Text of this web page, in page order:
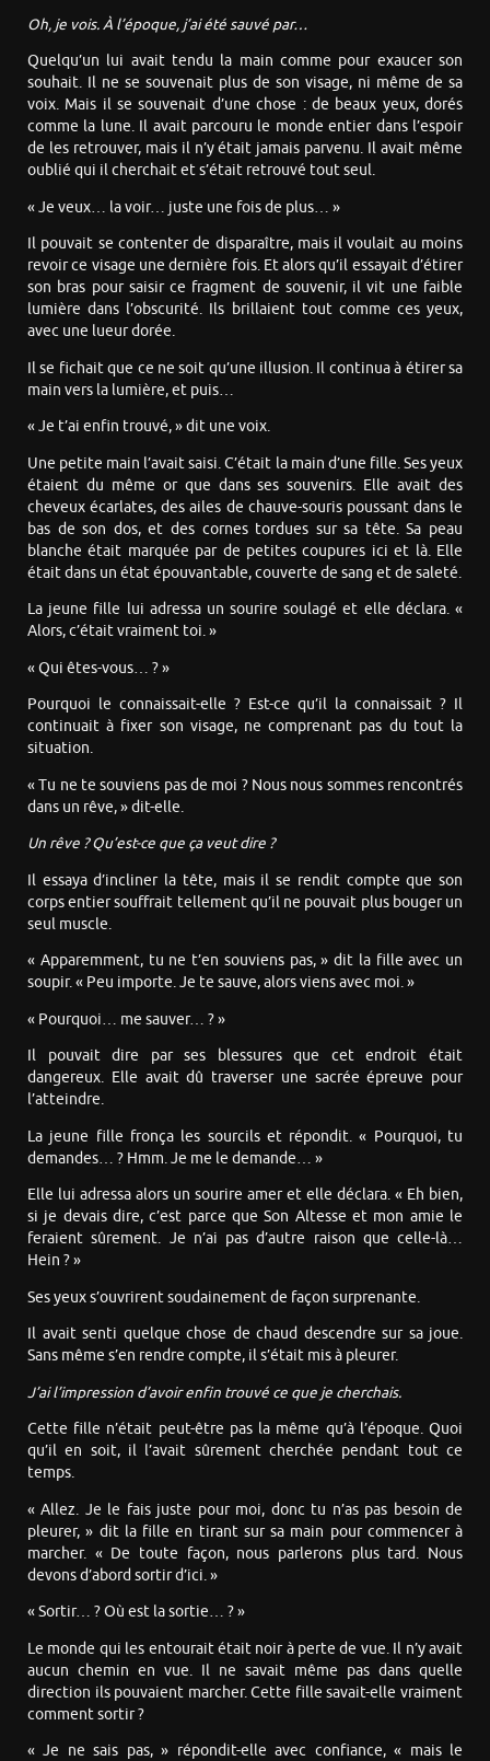
Oh, je vois. À l’époque, j’ai été sauvé par…
Quelqu’un lui avait tendu la main comme pour exaucer son
souhait. Il ne se souvenait plus de son visage, ni même de sa
voix. Mais il se souvenait d’une chose : de beaux yeux, dorés
comme la lune. Il avait parcouru le monde entier dans l’espoir
de les retrouver, mais il n’y était jamais parvenu. Il avait même
oublié qui il cherchait et s’était retrouvé tout seul.
« Je veux… la voir… juste une fois de plus… »
Il pouvait se contenter de disparaître, mais il voulait au moins
revoir ce visage une dernière fois. Et alors qu’il essayait d’étirer
son bras pour saisir ce fragment de souvenir, il vit une faible
lumière dans l’obscurité. Ils brillaient tout comme ces yeux,
avec une lueur dorée.
Il se fichait que ce ne soit qu’une illusion. Il continua à étirer sa
main vers la lumière, et puis…
« Je t’ai enfin trouvé, » dit une voix.
Une petite main l’avait saisi. C’était la main d’une fille. Ses yeux
étaient du même or que dans ses souvenirs. Elle avait des
cheveux écarlates, des ailes de chauve-souris poussant dans le
bas de son dos, et des cornes tordues sur sa tête. Sa peau
blanche était marquée par de petites coupures ici et là. Elle
était dans un état épouvantable, couverte de sang et de saleté.
La jeune fille lui adressa un sourire soulagé et elle déclara. «
Alors, c’était vraiment toi. »
« Qui êtes-vous… ? »
Pourquoi le connaissait-elle ? Est-ce qu’il la connaissait ? Il
continuait à fixer son visage, ne comprenant pas du tout la
situation.
« Tu ne te souviens pas de moi ? Nous nous sommes rencontrés
dans un rêve, » dit-elle.
Un rêve ? Qu’est-ce que ça veut dire ?
Il essaya d’incliner la tête, mais il se rendit compte que son
corps entier souffrait tellement qu’il ne pouvait plus bouger un
seul muscle.
« Apparemment, tu ne t’en souviens pas, » dit la fille avec un
soupir. « Peu importe. Je te sauve, alors viens avec moi. »
« Pourquoi… me sauver… ? »
Il pouvait dire par ses blessures que cet endroit était
dangereux. Elle avait dû traverser une sacrée épreuve pour
l’atteindre.
La jeune fille fronça les sourcils et répondit. « Pourquoi, tu
demandes… ? Hmm. Je me le demande… »
Elle lui adressa alors un sourire amer et elle déclara. « Eh bien,
si je devais dire, c’est parce que Son Altesse et mon amie le
feraient sûrement. Je n’ai pas d’autre raison que celle-là…
Hein ? »
Ses yeux s’ouvrirent soudainement de façon surprenante.
Il avait senti quelque chose de chaud descendre sur sa joue.
Sans même s’en rendre compte, il s’était mis à pleurer.
J’ai l’impression d’avoir enfin trouvé ce que je cherchais.
Cette fille n’était peut-être pas la même qu’à l’époque. Quoi
qu’il en soit, il l’avait sûrement cherchée pendant tout ce
temps.
« Allez. Je le fais juste pour moi, donc tu n’as pas besoin de
pleurer, » dit la fille en tirant sur sa main pour commencer à
marcher. « De toute façon, nous parlerons plus tard. Nous
devons d’abord sortir d’ici. »
« Sortir… ? Où est la sortie… ? »
Le monde qui les entourait était noir à perte de vue. Il n’y avait
aucun chemin en vue. Il ne savait même pas dans quelle
direction ils pouvaient marcher. Cette fille savait-elle vraiment
comment sortir ?
« Je ne sais pas, » répondit-elle avec confiance, « mais le